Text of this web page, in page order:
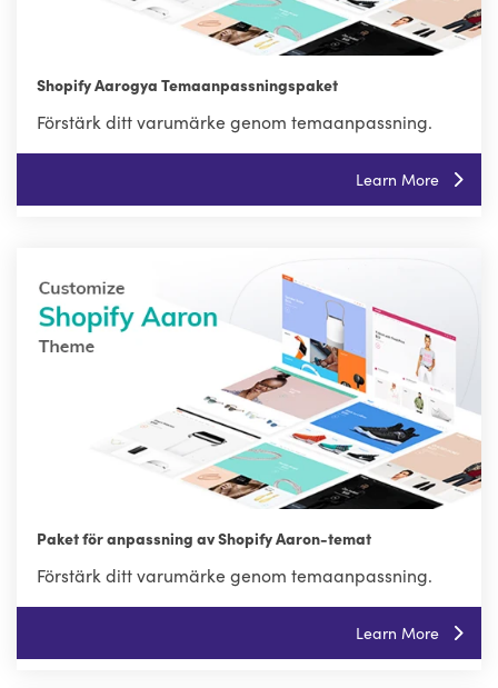
Shopify Aarogya Temaanpassningspaket
Förstärk ditt varumärke genom temaanpassning.
Learn More
Paket för anpassning av Shopify Aaron-temat
Förstärk ditt varumärke genom temaanpassning.
Learn More